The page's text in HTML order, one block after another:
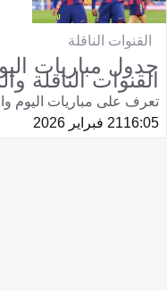
القنوات الناقلة
القنوات الناقلة
تعرف على مباريات اليوم
16:0521 فبراير 2026